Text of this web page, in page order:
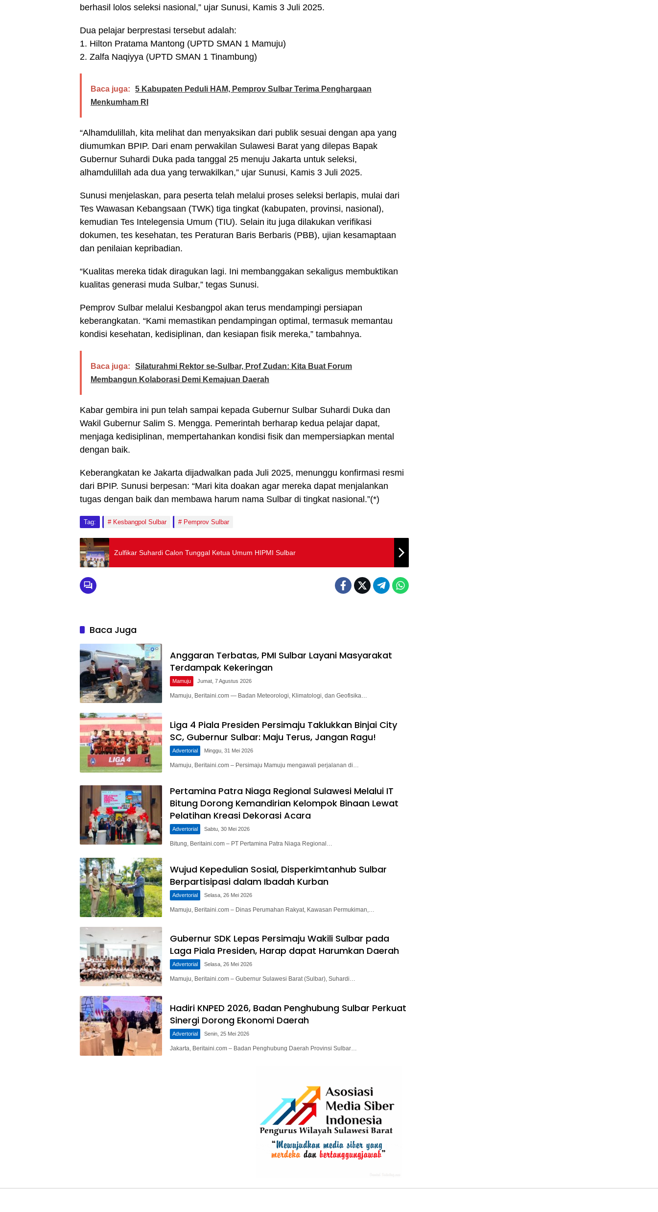
berhasil lolos seleksi nasional,” ujar Sunusi, Kamis 3 Juli 2025.
Dua pelajar berprestasi tersebut adalah:
1. Hilton Pratama Mantong (UPTD SMAN 1 Mamuju)
2. Zalfa Naqiyya (UPTD SMAN 1 Tinambung)
Baca juga:
5 Kabupaten Peduli HAM, Pemprov Sulbar Terima Penghargaan
Menkumham RI
“Alhamdulillah, kita melihat dan menyaksikan dari publik sesuai dengan apa yang
diumumkan BPIP. Dari enam perwakilan Sulawesi Barat yang dilepas Bapak
Gubernur Suhardi Duka pada tanggal 25 menuju Jakarta untuk seleksi,
alhamdulillah ada dua yang terwakilkan,” ujar Sunusi, Kamis 3 Juli 2025.
Sunusi menjelaskan, para peserta telah melalui proses seleksi berlapis, mulai dari
Tes Wawasan Kebangsaan (TWK) tiga tingkat (kabupaten, provinsi, nasional),
kemudian Tes Intelegensia Umum (TIU). Selain itu juga dilakukan verifikasi
dokumen, tes kesehatan, tes Peraturan Baris Berbaris (PBB), ujian kesamaptaan
dan penilaian kepribadian.
“Kualitas mereka tidak diragukan lagi. Ini membanggakan sekaligus membuktikan
kualitas generasi muda Sulbar,” tegas Sunusi.
Pemprov Sulbar melalui Kesbangpol akan terus mendampingi persiapan
keberangkatan. “Kami memastikan pendampingan optimal, termasuk memantau
kondisi kesehatan, kedisiplinan, dan kesiapan fisik mereka,” tambahnya.
Baca juga:
Silaturahmi Rektor se-Sulbar, Prof Zudan: Kita Buat Forum
Membangun Kolaborasi Demi Kemajuan Daerah
Kabar gembira ini pun telah sampai kepada Gubernur Sulbar Suhardi Duka dan
Wakil Gubernur Salim S. Mengga. Pemerintah berharap kedua pelajar dapat,
menjaga kedisiplinan, mempertahankan kondisi fisik dan mempersiapkan mental
dengan baik.
Keberangkatan ke Jakarta dijadwalkan pada Juli 2025, menunggu konfirmasi resmi
dari BPIP. Sunusi berpesan: “Mari kita doakan agar mereka dapat menjalankan
tugas dengan baik dan membawa harum nama Sulbar di tingkat nasional.”(*)
Tag: Kesbangpol Sulbar Pemprov Sulbar
Zulfikar Suhardi Calon Tunggal Ketua Umum HIPMI Sulbar
Baca Juga
Anggaran Terbatas, PMI Sulbar Layani Masyarakat
Terdampak Kekeringan
Mamuju Jumat, 7 Agustus 2026
Mamuju, Beritaini.com — Badan Meteorologi, Klimatologi, dan Geofisika…
Liga 4 Piala Presiden Persimaju Taklukkan Binjai City
SC, Gubernur Sulbar: Maju Terus, Jangan Ragu!
Advertorial Minggu, 31 Mei 2026
Mamuju, Beritaini.com – Persimaju Mamuju mengawali perjalanan di…
Pertamina Patra Niaga Regional Sulawesi Melalui IT
Bitung Dorong Kemandirian Kelompok Binaan Lewat
Pelatihan Kreasi Dekorasi Acara
Advertorial Sabtu, 30 Mei 2026
Bitung, Beritaini.com – PT Pertamina Patra Niaga Regional…
Wujud Kepedulian Sosial, Disperkimtanhub Sulbar
Berpartisipasi dalam Ibadah Kurban
Advertorial Selasa, 26 Mei 2026
Mamuju, Beritaini.com – Dinas Perumahan Rakyat, Kawasan Permukiman,…
Gubernur SDK Lepas Persimaju Wakili Sulbar pada
Laga Piala Presiden, Harap dapat Harumkan Daerah
Advertorial Selasa, 26 Mei 2026
Mamuju, Beritaini.com – Gubernur Sulawesi Barat (Sulbar), Suhardi…
Hadiri KNPED 2026, Badan Penghubung Sulbar Perkuat
Sinergi Dorong Ekonomi Daerah
Advertorial Senin, 25 Mei 2026
Jakarta, Beritaini.com – Badan Penghubung Daerah Provinsi Sulbar…